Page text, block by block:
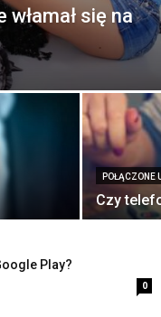
się na
POŁĄCZONE
Czy
Play?
0